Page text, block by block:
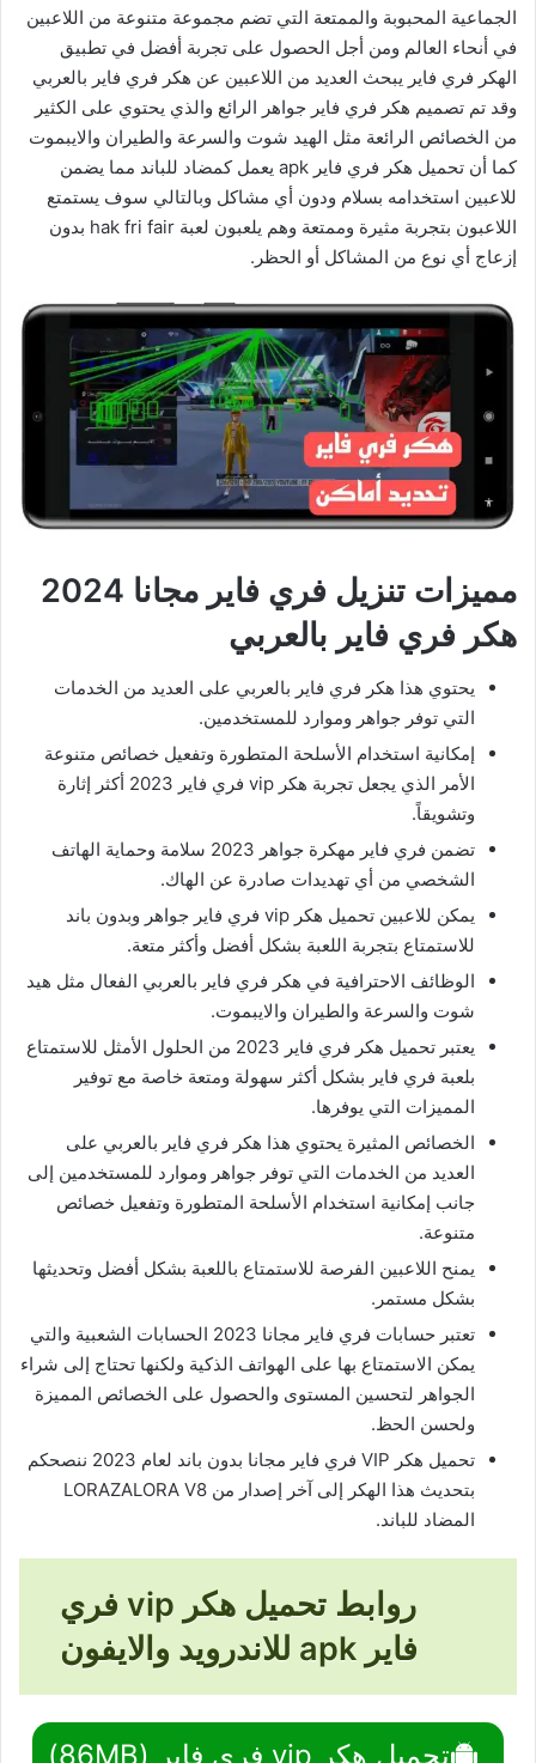
الجماعية المحبوبة والممتعة التي تضم مجموعة متنوعة من اللاعبين
في أنحاء العالم ومن أجل الحصول على تجربة أفضل في تطبيق
الهكر فري فاير يبحث العديد من اللاعبين عن هكر فري فاير بالعربي
وقد تم تصميم هكر فري فاير جواهر الرائع والذي يحتوي على الكثير
من الخصائص الرائعة مثل الهيد شوت والسرعة والطيران والايبموت
كما أن تحميل هكر فري فاير apk يعمل كمضاد للباند مما يضمن
للاعبين استخدامه بسلام ودون أي مشاكل وبالتالي سوف يستمتع
اللاعبون بتجربة مثيرة وممتعة وهم يلعبون لعبة hak fri fair بدون
إزعاج أي نوع من المشاكل أو الحظر.
مميزات تنزيل فري فاير مجانا 2024
هكر فري فاير بالعربي
يحتوي هذا هكر فري فاير بالعربي على العديد من الخدمات
التي توفر جواهر وموارد للمستخدمين.
إمكانية استخدام الأسلحة المتطورة وتفعيل خصائص متنوعة
الأمر الذي يجعل تجربة هكر vip فري فاير 2023 أكثر إثارة
وتشويقاً.
تضمن فري فاير مهكرة جواهر 2023 سلامة وحماية الهاتف
الشخصي من أي تهديدات صادرة عن الهاك.
يمكن للاعبين تحميل هكر vip فري فاير جواهر وبدون باند
للاستمتاع بتجربة اللعبة بشكل أفضل وأكثر متعة.
الوظائف الاحترافية في هكر فري فاير بالعربي الفعال مثل هيد
شوت والسرعة والطيران والايبموت.
يعتبر تحميل هكر فري فاير 2023 من الحلول الأمثل للاستمتاع
بلعبة فري فاير بشكل أكثر سهولة ومتعة خاصة مع توفير
المميزات التي يوفرها.
الخصائص المثيرة يحتوي هذا هكر فري فاير بالعربي على
العديد من الخدمات التي توفر جواهر وموارد للمستخدمين إلى
جانب إمكانية استخدام الأسلحة المتطورة وتفعيل خصائص
متنوعة.
يمنح اللاعبين الفرصة للاستمتاع باللعبة بشكل أفضل وتحديثها
بشكل مستمر.
تعتبر حسابات فري فاير مجانا 2023 الحسابات الشعبية والتي
يمكن الاستمتاع بها على الهواتف الذكية ولكنها تحتاج إلى شراء
الجواهر لتحسين المستوى والحصول على الخصائص المميزة
ولحسن الحظ.
تحميل هكر VIP فري فاير مجانا بدون باند لعام 2023 ننصحكم
بتحديث هذا الهكر إلى آخر إصدار من LORAZALORA V8
المضاد للباند.
روابط تحميل هكر vip فري
فاير apk للاندرويد والايفون
تحميل هكر vip فري فاير (86MB)